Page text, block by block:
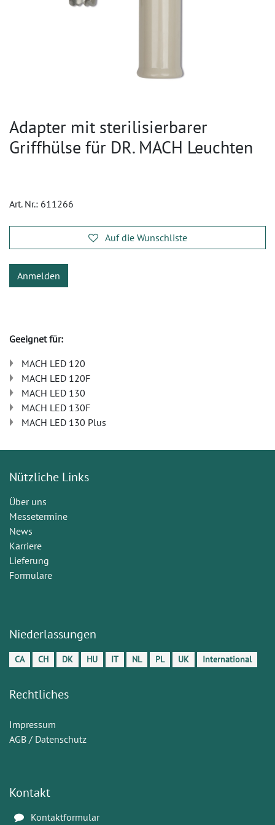
Adapter mit sterilisierbarer
Griffhülse für DR. MACH Leuchten
Art. Nr.: 611266
Auf die Wunschliste
Anmelden
Geeignet für:
MACH LED 120
MACH LED 120F
MACH LED 130
MACH LED 130F
MACH LED 130 Plus
Nützliche Links
Über uns
Messetermine
News
Karriere
Lieferung
Formulare
Niederlassungen
CA CH DK HU IT NL PL UK International
Rechtliches
Impressum
AGB / Datenschutz
Kontakt
Kontaktformular